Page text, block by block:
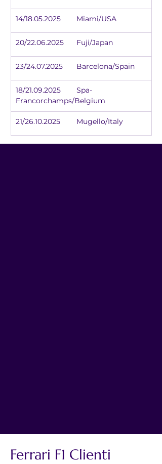
14/18.05.2025	Miami/USA
20/22.06.2025	Fuji/Japan
23/24.07.2025	Barcelona/Spain
18/21.09.2025	Spa-
Francorchamps/Belgium
21/26.10.2025	Mugello/Italy
Ferrari F1 Clienti